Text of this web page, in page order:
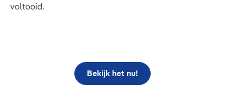
voltooid.
Bekijk het nu!